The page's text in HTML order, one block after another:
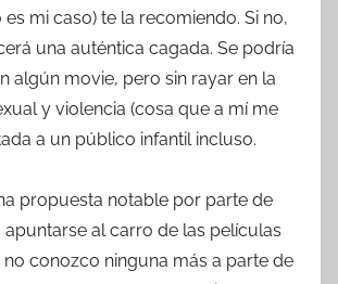
mi caso) te la recomiendo. Si no,
una auténtica cagada. Se podría
algún movie, pero sin rayar en la
y violencia (cosa que a mí me
a un público infantil incluso.
propuesta notable por parte de
apuntarse al carro de las películas
conozco ninguna más a parte de